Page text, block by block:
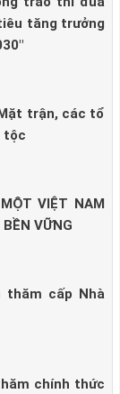
tăng trưởng
trận, các tổ
tộc
VIỆT NAM
VỮNG
thăm cấp Nhà
chính thức